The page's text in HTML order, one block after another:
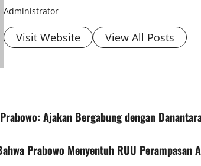
Administrator
Visit Website View All Posts
Ajakan Bergabung dengan
Prabowo Menyentuh RUU Perampasan